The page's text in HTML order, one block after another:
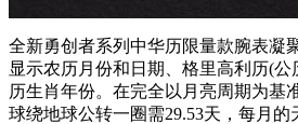
全新勇创者系列中华历限量款腕表凝
显示农历月份和日期、格里高利历(
历生肖年份。在完全以月亮周期为基
球绕地球公转一圈需29.53天，每月的